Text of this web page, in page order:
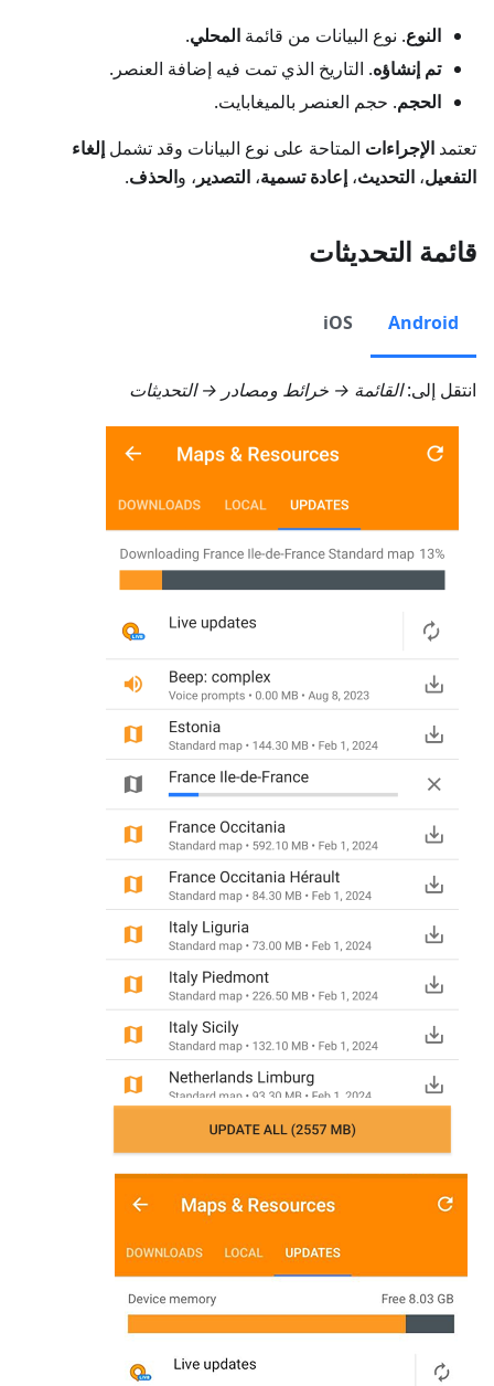
النوع. نوع البيانات من قائمة المحلي.
تم إنشاؤه. التاريخ الذي تمت فيه إضافة العنصر.
الحجم. حجم العنصر بالميغابايت.
تعتمد الإجراءات المتاحة على نوع البيانات وقد تشمل إلغاء
التفعيل، التحديث، إعادة تسمية، التصدير ، والحذف.
قائمة التحديثات
Android
iOS
انتقل إلى:القائمة → خرائط ومصادر → التحديثات